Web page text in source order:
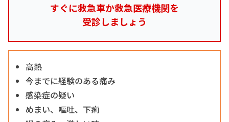
すぐに救急車か救急医療機関を
受診しましょう
高熱
今までに経験のある痛み
感染症の疑い
めまい、嘔吐、下痢